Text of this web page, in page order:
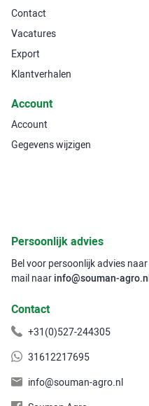
Contact
Vacatures
Export
Klantverhalen
Account
Account
Gegevens wijzigen
Persoonlijk advies
Bel voor persoonlijk advies naar
mail naar info@souman-agro.nl
Contact
+31(0)527-244305
31612217695
info@souman-agro.nl